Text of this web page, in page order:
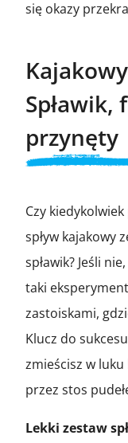
się okazy
Spławik,
przynęty
Czy
spływ kajakowy
spławik? Jeśli
taki
zastoiskami,
Klucz do
zmieścisz w
przez stos
Lekki zestaw